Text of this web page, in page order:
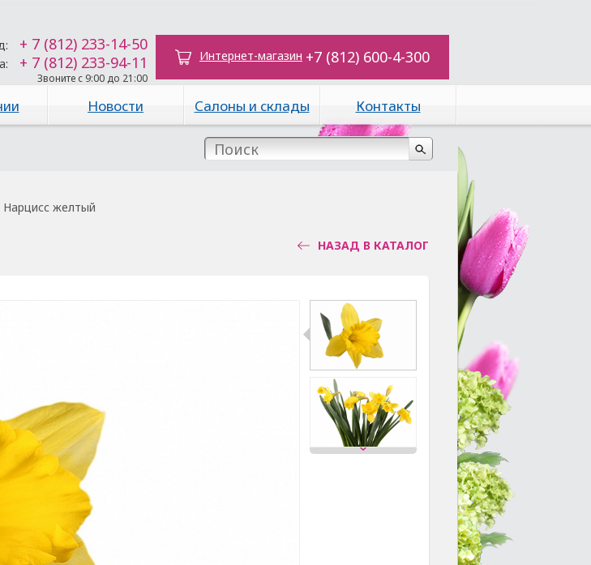
+ 7 (812) 233-14-50
+ 7 (812) 233-94-11
Звоните с 9:00 до 21:00
Интернет-магазин +7 (812) 600-4-300
Новости Салоны и склады Контакты
Нарцисс желтый
НАЗАД В КАТАЛОГ